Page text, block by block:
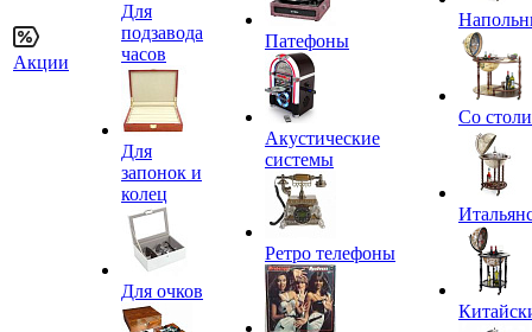
Акции
Для
подзавода
часов
Для
запонок и
колец
Для очков
Патефоны
Акустические
системы
Ретро телефоны
Со